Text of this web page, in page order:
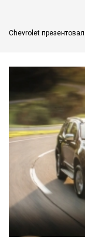
Chevrolet